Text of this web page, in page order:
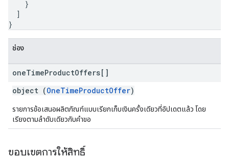
}
]
}
ช่อง
oneTimeProductOffers[]
object (OneTimeProductOffer)
รายการข้อเสนอผลิตภัณฑ์แบบเรียกเก็บเงินครั้งเดียวที่อัปเดตแล้ว โดย
เรียงตามลำดับเดียวกับคำขอ
ขอบเขตการให้สิทธิ์